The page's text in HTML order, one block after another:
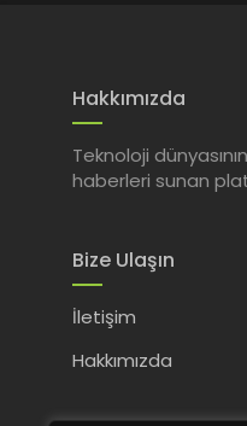
Hakkımızda
Teknoloji
haberleri sunan
Bize Ulaşın
İletişim
Hakkımızda